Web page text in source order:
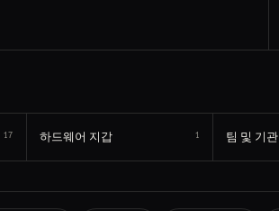
17 하드웨어 지갑 1 팀 및 기관